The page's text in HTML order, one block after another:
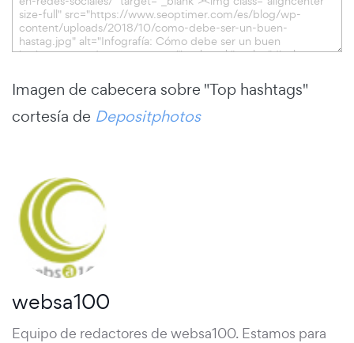
Imagen de cabecera sobre "Top hashtags"
cortesía de Depositphotos
websa100
Equipo de redactores de websa100. Estamos para